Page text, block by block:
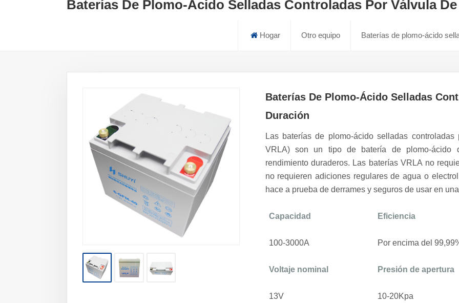
Baterías De Plomo-Ácido Selladas Controladas Por Válvula
Hogar Otro equipo Baterías de plomo-ácido
Baterías De Plomo-Ácido Selladas
Duración
Las baterías de plomo-ácido selladas
VRLA) son un tipo de batería de plomo-ácido
rendimiento duraderos. Las baterías VRLA no
no requieren adiciones regulares de agua o
hace a prueba de derrames y seguros de usar en
Capacidad Eficiencia
100-3000A Por encima del
Voltaje nominal Presión de apertura
13V 10-20Kpa